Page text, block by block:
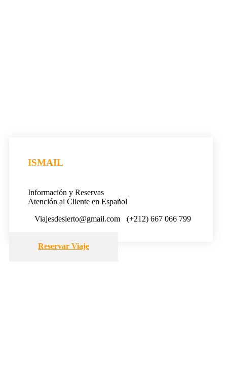
ISMAIL
Información y Reservas
Atención al Cliente en Español
Viajesdesierto@gmail.com
(+212) 667 066 799
Reservar Viaje